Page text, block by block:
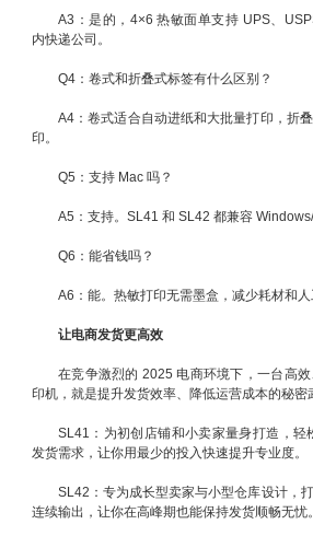
A3：是的，4×6 热敏面单支持 UPS、
内快递公司。
Q4：卷式和折叠式标签有什么区别？
A4：卷式适合自动进纸和大批量打印，折
印。
Q5：支持 Mac 吗？
A5：支持。SL41 和 SL42 都兼容 Windows/
Q6：能省钱吗？
A6：能。热敏打印无需墨盒，减少耗材和人
让电商发货更高效
在竞争激烈的 2025 电商环境下，一台高
印机，就是提升发货效率、降低运营成本的秘密
SL41：为初创店铺和小卖家量身打造，轻
发货需求，让你用最少的投入快速提升专业度。
SL42：专为成长型卖家与小型仓库设计，
连续输出，让你在高峰期也能保持发货顺畅无忧。